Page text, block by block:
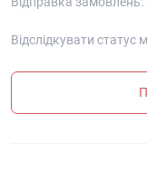
Відслідкувати